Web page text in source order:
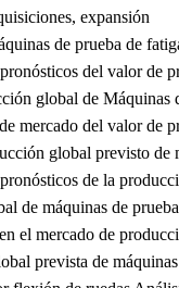
expansión
de prueba de
del valor de
global de Máquinas
mercado del valor de
global previsto de
de la
de máquinas de
el mercado de
prevista de